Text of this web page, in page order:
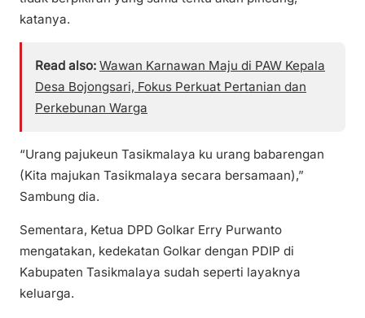
katanya.
Read also: Wawan Karnawan Maju di PAW Kepala
Desa Bojongsari, Fokus Perkuat Pertanian dan
Perkebunan Warga
“Urang pajukeun Tasikmalaya ku urang babarengan
(Kita majukan Tasikmalaya secara bersamaan),”
Sambung dia.
Sementara, Ketua DPD Golkar Erry Purwanto
mengatakan, kedekatan Golkar dengan PDIP di
Kabupaten Tasikmalaya sudah seperti layaknya
keluarga.